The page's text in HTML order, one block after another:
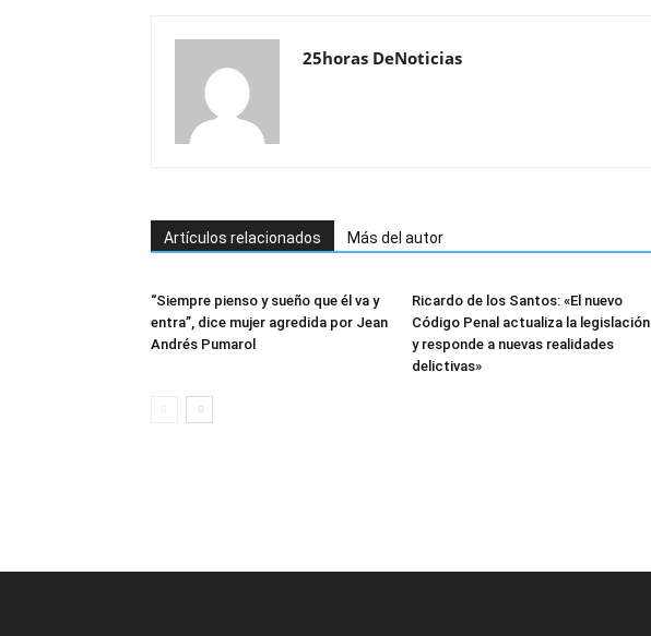
25horas DeNoticias
Artículos relacionados Más del autor
“Siempre pienso y sueño que él va y
entra”, dice mujer agredida por Jean
Andrés Pumarol
Ricardo de los Santos: «El nuevo
Código Penal actualiza la legislación
y responde a nuevas realidades
delictivas»